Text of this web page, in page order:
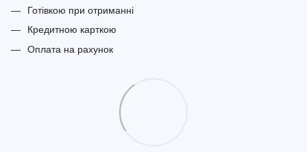
Готівкою при отриманні
Кредитною карткою
Оплата на рахунок